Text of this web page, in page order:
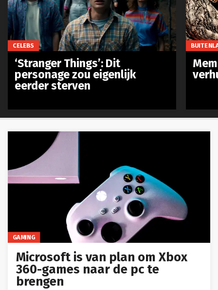
GAMING
Microsoft is van plan om Xbox
360-games naar de pc te
brengen
CELEBS
‘Stranger Things’: Dit
personage zou eigenlijk
eerder sterven